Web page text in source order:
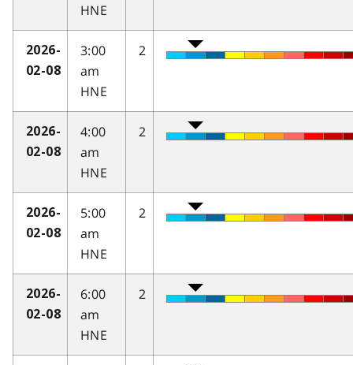
HNE
2026-
02-08
3:00
am
HNE
2
2026-
02-08
4:00
am
HNE
2
2026-
02-08
5:00
am
HNE
2
2026-
02-08
6:00
am
HNE
2